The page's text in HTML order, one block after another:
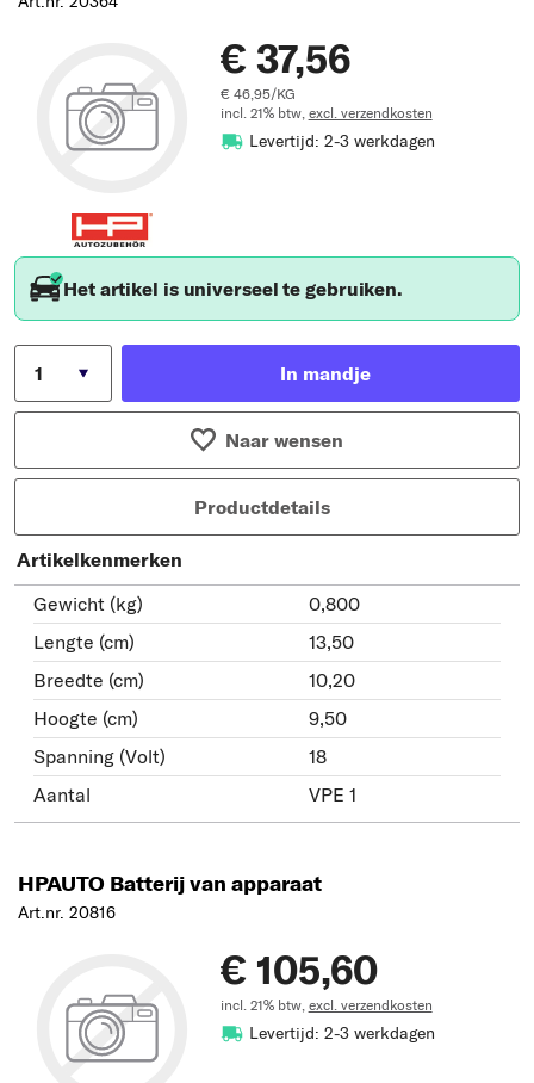
€ 37,56
€ 46,95/KG
incl. 21% btw, excl. verzendkosten
Levertijd: 2-3 werkdagen
Het artikel is universeel te gebruiken.
In mandje
Naar wensen
Productdetails
Artikelkenmerken
Gewicht (kg)
0,800
Lengte (cm)
13,50
Breedte (cm)
10,20
Hoogte (cm)
9,50
Spanning (Volt)
18
Aantal
VPE 1
HPAUTO Batterij van apparaat
Art.nr. 20816
€ 105,60
incl. 21% btw, excl. verzendkosten
Levertijd: 2-3 werkdagen